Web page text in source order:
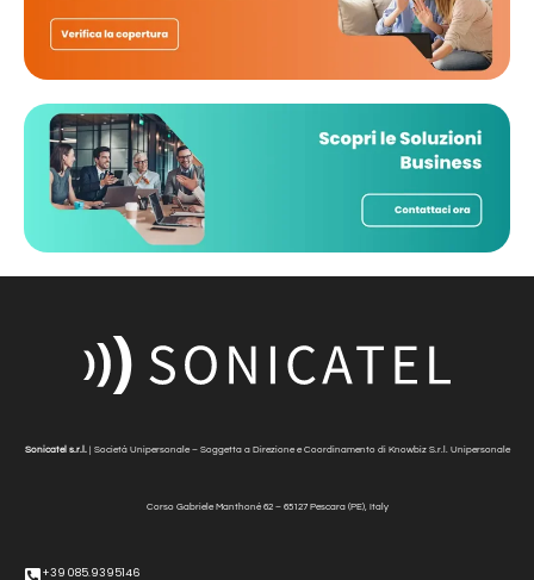
Sonicatel s.r.l.| Società Unipersonale – Soggetta a Direzione e Coordinamento di Knowbiz S.r.l. Unipersonale
Corso Gabriele Manthonè62 – 65127 Pescara (PE), Italy
+39 085.9395146